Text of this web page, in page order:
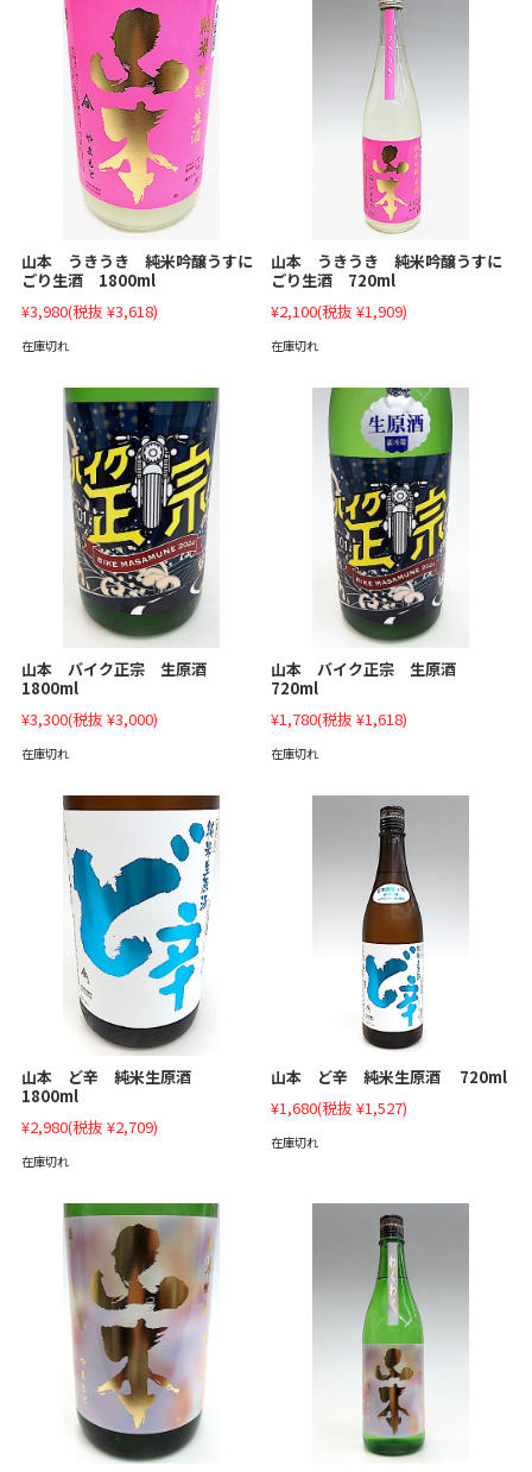
山本 うきうき 純米吟醸うすに
ごり生酒 1800ml
¥3,980(税抜 ¥3,618)
在庫切れ
山本 うきうき 純米吟醸うすに
ごり生酒 720ml
¥2,100(税抜 ¥1,909)
在庫切れ
山本 バイク正宗 生原酒
1800ml
¥3,300(税抜 ¥3,000)
在庫切れ
山本 バイク正宗 生原酒
720ml
¥1,780(税抜 ¥1,618)
在庫切れ
山本 ど辛 純米生原酒
1800ml
¥2,980(税抜 ¥2,709)
在庫切れ
山本 ど辛 純米生原酒 720ml
¥1,680(税抜 ¥1,527)
在庫切れ